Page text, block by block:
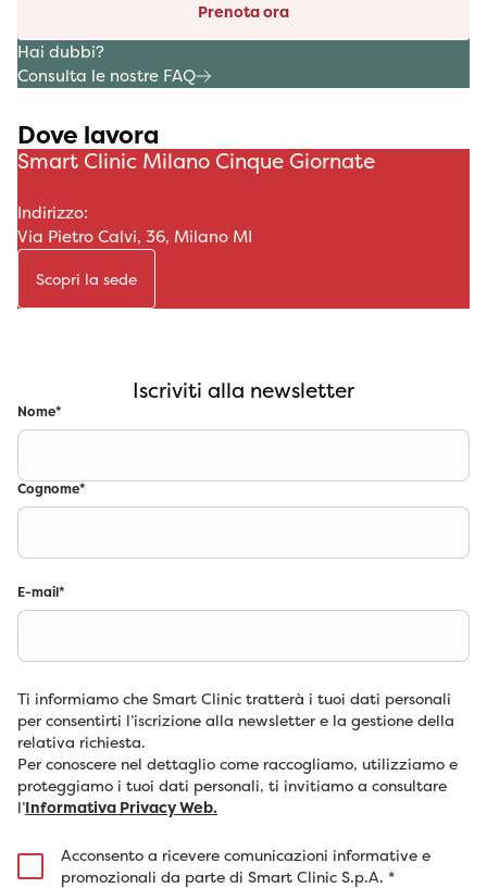
Prenota ora
Hai dubbi?
Consulta le nostre FAQ
Dove lavora
Smart Clinic Milano Cinque Giornate
Indirizzo:
Via Pietro Calvi, 36, Milano MI
Scopri la sede
Iscriviti alla newsletter
Nome*
Cognome*
E-mail*
Ti informiamo che Smart Clinic tratterà i tuoi dati personali
per consentirti l’iscrizione alla newsletter e la gestione della
relativa richiesta.
Per conoscere nel dettaglio come raccogliamo, utilizziamo e
proteggiamo i tuoi dati personali, ti invitiamo a consultare
l’Informativa Privacy Web.
Acconsento a ricevere comunicazioni informative e
promozionali da parte di Smart Clinic S.p.A. *